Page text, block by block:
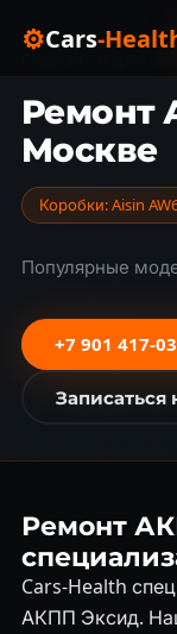
⚙Cars-
Ремонт
Москве
Коробки: Aisin
Популярные
+7 901 417-
Записаться
Ремонт
Cars-Health
АКПП Эксид.